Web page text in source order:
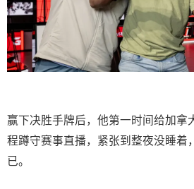
赢下决胜手牌后，他第一时间给加拿
程蹲守赛事直播，紧张到整夜没睡着
已。